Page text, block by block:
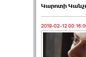
Կարոտի
2019-02-12